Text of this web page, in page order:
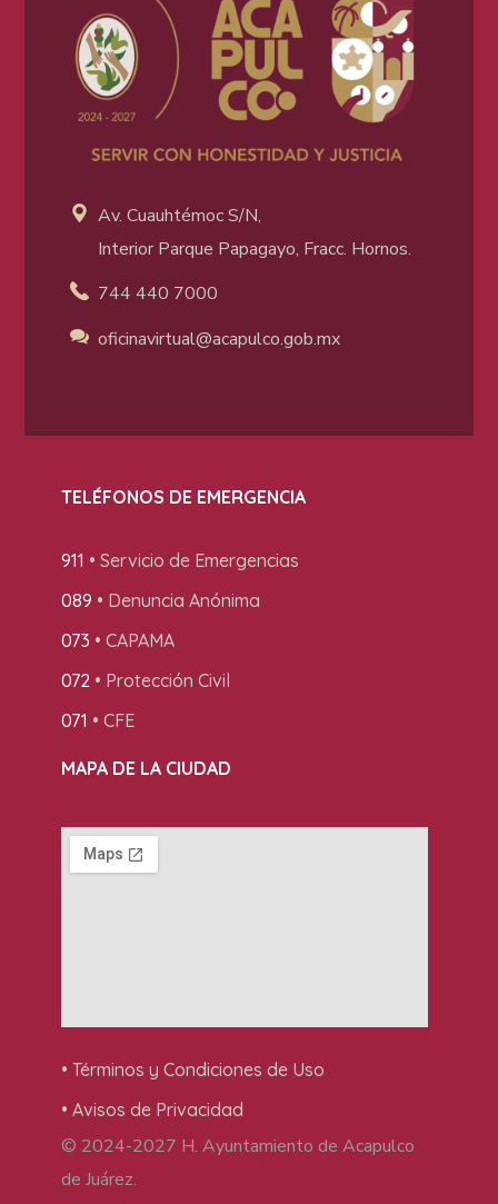
Av. Cuauhtémoc S/N,
Interior Parque Papagayo, Fracc. Hornos.
744 440 7000
oficinavirtual@acapulco.gob.mx
TELÉFONOS DE EMERGENCIA
911 • Servicio de Emergencias
089 • Denuncia Anónima
073 • CAPAMA
072• Protección Civil
071 • CFE
MAPA DE LA CIUDAD
• Términos y Condiciones de Uso
• Avisos de Privacidad
© 2024-2027 H. Ayuntamiento de Acapulco
de Juárez.